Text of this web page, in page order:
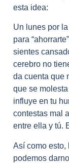
esta idea:
Un lunes por
para
sientes
cerebro no
da cuenta que
que se
influye en tu
contestas mal
entre ella y tú.
Así como esto,
podemos